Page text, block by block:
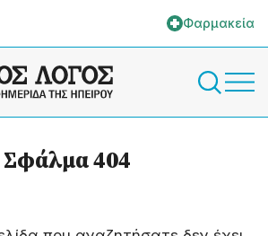
Φαρμακεία
Σφάλμα 404